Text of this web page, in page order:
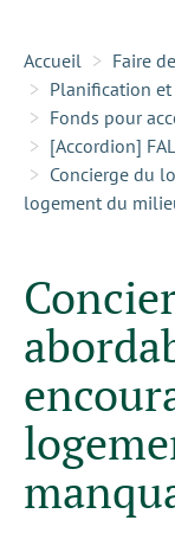
Accueil
Faire
Planification
Fonds pour
[Accordion]
Concierge du
logement du